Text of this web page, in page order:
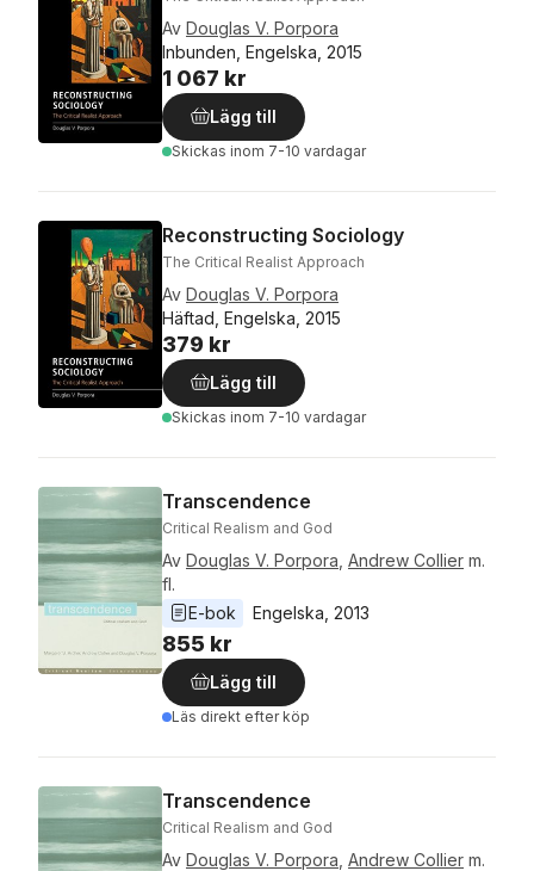
Av Douglas V. Porpora
Inbunden, Engelska, 2015
1 067 kr
Lägg till
Skickas inom 7-10 vardagar
Reconstructing Sociology
The Critical Realist Approach
Av Douglas V. Porpora
Häftad, Engelska, 2015
379 kr
Lägg till
Skickas inom 7-10 vardagar
Transcendence
Critical Realism and God
Av Douglas V. Porpora Andrew Collier m.
fl.
E-bok
Engelska 2013
855 kr
Lägg till
Läs direkt efter köp
Transcendence
Critical Realism and God
Av Douglas V. Porpora Andrew Collier m.